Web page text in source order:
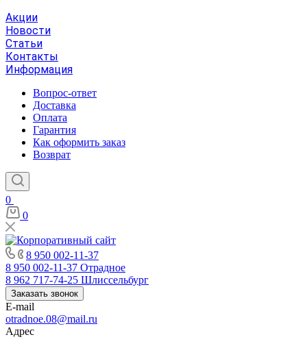
Акции
Новости
Статьи
Контакты
Информация
Вопрос-ответ
Доставка
Оплата
Гарантия
Как оформить заказ
Возврат
0
0
8 950 002-11-37
8 950 002-11-37 Отрадное
8 962 717-74-25 Шлиссельбург
Заказать звонок
E-mail
otradnoe.08@mail.ru
Адрес